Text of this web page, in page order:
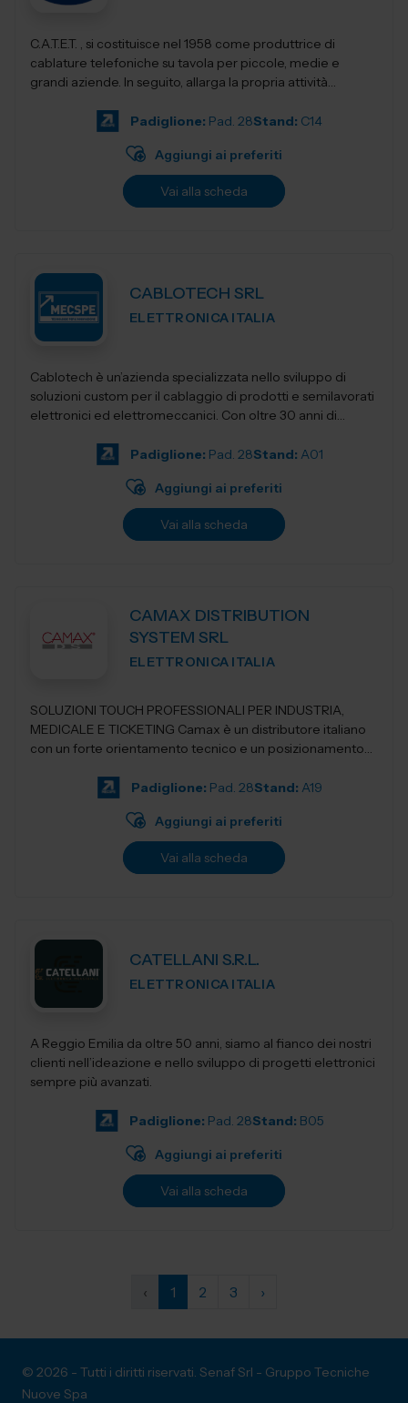
C.A.T.E.T. , si costituisce nel 1958 come produttrice di
cablature telefoniche su tavola per piccole, medie e
grandi aziende. In seguito, allarga la propria attività
Padiglione: Pad. 28Stand: C14
Aggiungi ai preferiti
Vai alla scheda
CABLOTECH SRL
ELETTRONICA ITALIA
Cablotech è un’azienda specializzata nello sviluppo di
soluzioni custom per il cablaggio di prodotti e semilavorati
elettronici ed elettromeccanici. Con oltre 30 anni di
Padiglione: Pad. 28Stand: A01
Aggiungi ai preferiti
Vai alla scheda
CAMAX DISTRIBUTION
SYSTEM SRL
ELETTRONICA ITALIA
SOLUZIONI TOUCH PROFESSIONALI PER INDUSTRIA,
MEDICALE E TICKETING Camax è un distributore italiano
con un forte orientamento tecnico e un posizionamento
Padiglione: Pad. 28Stand: A19
Aggiungi ai preferiti
Vai alla scheda
CATELLANI S.R.L.
ELETTRONICA ITALIA
A Reggio Emilia da oltre 50 anni, siamo al fianco dei nostri
clienti nell’ideazione e nello sviluppo di progetti elettronici
sempre più avanzati.
Padiglione: Pad. 28Stand: B05
Aggiungi ai preferiti
Vai alla scheda
‹ 1 2 3 ›
© 2026 - Tutti i diritti riservati. Senaf Srl - Gruppo Tecniche
Nuove Spa